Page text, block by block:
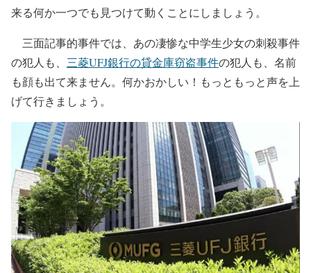
来る何か一つでも見つけて動くことにしましょう。
三面記事的事件では、あの凄惨な中学生少女の刺殺事件
の犯人も、 三菱UFJ銀行の貸金庫窃盗事件の犯人も、名前
も顔も出て来ません。何かおかしい！もっともっと声を上
げて行きましょう。